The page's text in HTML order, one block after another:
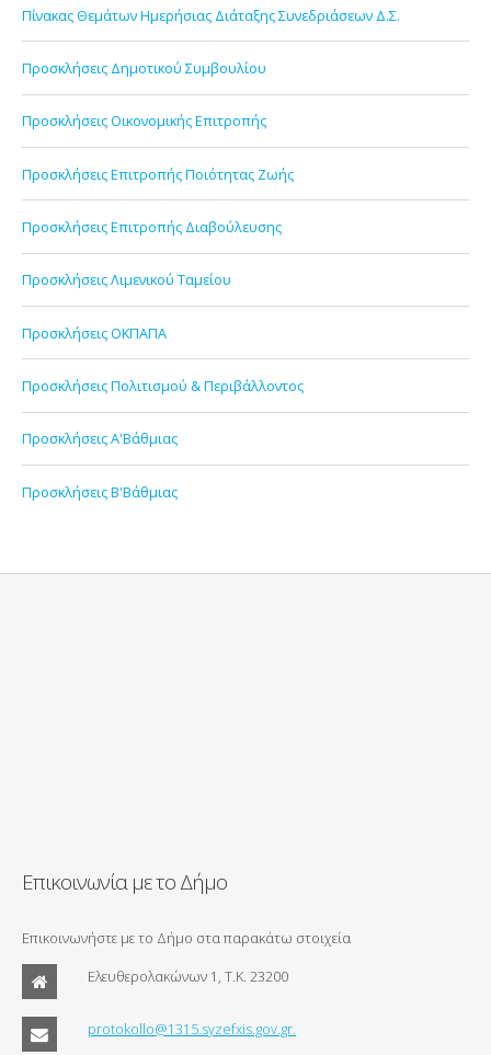
Πίνακας Θεμάτων Ημερήσιας Διάταξης Συνεδριάσεων Δ.Σ.
Προσκλήσεις Δημοτικού Συμβουλίου
Προσκλήσεις Οικονομικής Επιτροπής
Προσκλήσεις Επιτροπής Ποιότητας Ζωής
Προσκλήσεις Επιτροπής Διαβούλευσης
Προσκλήσεις Λιμενικού Ταμείου
Προσκλήσεις ΟΚΠΑΠΑ
Προσκλήσεις Πολιτισμού & Περιβάλλοντος
Προσκλήσεις Α'Βάθμιας
Προσκλήσεις Β'Βάθμιας
Επικοινωνία με το Δήμο
Επικοινωνήστε με το Δήμο στα παρακάτω στοιχεία
Ελευθερολακώνων 1, Τ.Κ. 23200
protokollo@1315.syzefxis.gov.gr.